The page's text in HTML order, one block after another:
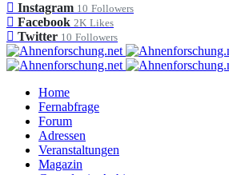
Instagram 10 Followers
Facebook 2K Likes
Twitter 10 Followers
Home
Fernabfrage
Forum
Adressen
Veranstaltungen
Magazin